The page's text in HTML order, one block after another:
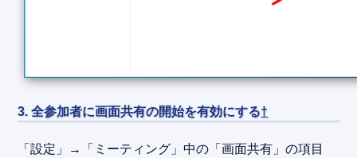
3. 全参加者に画面共有の開始を有効にする†
「設定」→「ミーティング」中の「画面共有」の項目